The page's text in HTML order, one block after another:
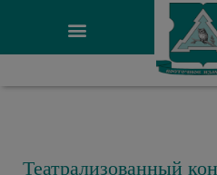
Театрализованный